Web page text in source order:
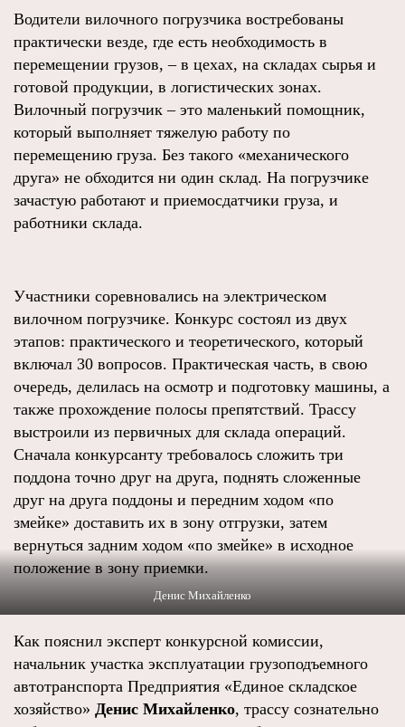
Водители вилочного погрузчика востребованы
практически везде, где есть необходимость в
перемещении грузов, – в цехах, на складах сырья и
готовой продукции, в логистических зонах.
Вилочный погрузчик – это маленький помощник,
который выполняет тяжелую работу по
перемещению груза. Без такого «механического
друга» не обходится ни один склад. На погрузчике
зачастую работают и приемосдатчики груза, и
работники склада.
Участники соревновались на электрическом
вилочном погрузчике. Конкурс состоял из двух
этапов: практического и теоретического, который
включал 30 вопросов. Практическая часть, в свою
очередь, делилась на осмотр и подготовку машины, а
также прохождение полосы препятствий. Трассу
выстроили из первичных для склада операций.
Сначала конкурсанту требовалось сложить три
поддона точно друг на друга, поднять сложенные
друг на друга поддоны и передним ходом «по
змейке» доставить их в зону отгрузки, затем
вернуться задним ходом «по змейке» в исходное
положение в зону приемки.
Денис Михайленко
Как пояснил эксперт конкурсной комиссии,
начальник участка эксплуатации грузоподъемного
автотранспорта Предприятия «Единое складское
хозяйство» Денис Михайленко, трассу сознательно